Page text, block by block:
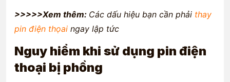
>>>>>Xem thêm: Các dấu hiệu bạn cần phải thay
pin điện thọai ngay lập tức
Nguy hiểm khi sử dụng pin điện
thoại bị phồng